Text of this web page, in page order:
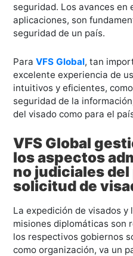
seguridad. Los avances en
aplicaciones, son
seguridad de un país.
ParaVFS Global, tan
excelente experiencia de
intuitivos y eficientes,
seguridad de la
del visado como para el
VFS Global
los aspectos
no judiciales del
solicitud de
La expedición de visados y
misiones diplomáticas son
los respectivos gobiernos
como organización, va un